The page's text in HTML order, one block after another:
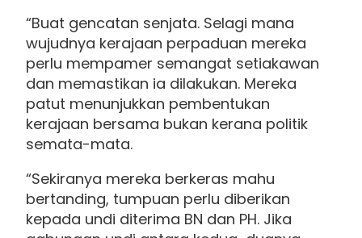
“Buat gencatan senjata. Selagi mana
wujudnya kerajaan perpaduan mereka
perlu mempamer semangat setiakawan
dan memastikan ia dilakukan. Mereka
patut menunjukkan pembentukan
kerajaan bersama bukan kerana politik
semata-mata.
“Sekiranya mereka berkeras mahu
bertanding, tumpuan perlu diberikan
kepada undi diterima BN dan PH. Jika